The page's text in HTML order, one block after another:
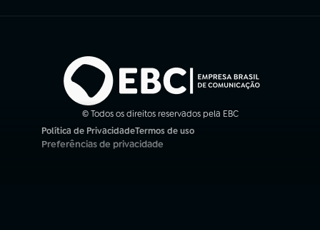
© Todos os direitos reservados pela EBC
Política de Privacidade
(abre em nova aba)
Termos de uso
(abre em nova aba)
Preferências de privacidade